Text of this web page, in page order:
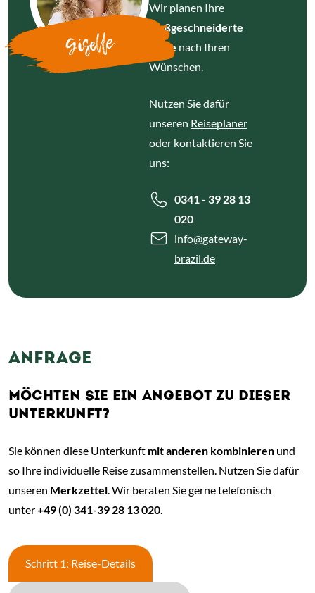
Giselle
Wir planen Ihre
maßgeschneiderte
Reise nach Ihren
Wünschen.
Nutzen Sie dafür
unseren Reiseplaner
oder kontaktieren Sie
uns:
0341 - 39 28 13
020
info@gateway-
brazil.de
ANFRAGE
MÖCHTEN SIE EIN ANGEBOT ZU DIESER
UNTERKUNFT?
Sie können diese Unterkunft mit anderen kombinieren und
so Ihre individuelle Reise zusammenstellen. Nutzen Sie dafür
unseren Merkzettel. Wir beraten Sie gerne telefonisch
unter+49 (0) 341-39 28 13 020.
Schritt 1: Reise-Details